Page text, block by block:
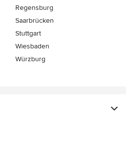
Regensburg
Saarbrücken
Stuttgart
Wiesbaden
Würzburg